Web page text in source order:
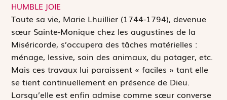
HUMBLE JOIE
Toute sa vie, Marie Lhuillier (1744-1794), devenue
sœur Sainte-Monique chez les augustines de la
Miséricorde, s’occupera des tâches matérielles :
ménage, lessive, soin des animaux, du potager, etc.
Mais ces travaux lui paraissent « faciles » tant elle
se tient continuellement en présence de Dieu.
Lorsqu’elle est enfin admise comme sœur converse